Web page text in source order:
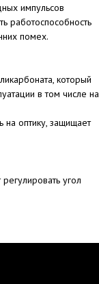
импульсов
работоспособность
помех.
который
в том числе на
на оптику, защищает
угол